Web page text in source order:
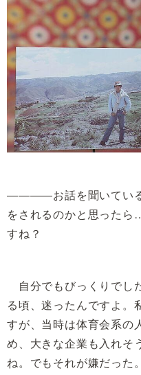
――――お話を聞いている
をされるのかと思った
すね？
自分でもびっくりでし
る頃、迷ったんですよ。
すが、当時は体育会系の
め、大きな企業も入れそ
ね。でもそれが嫌だった